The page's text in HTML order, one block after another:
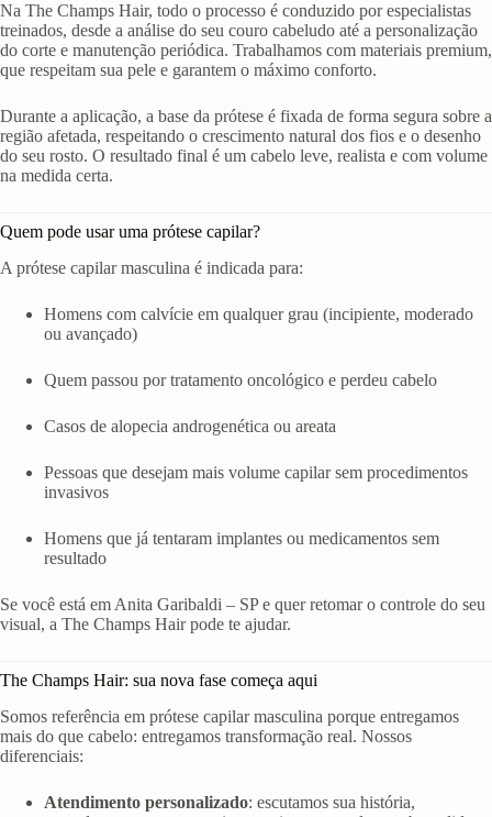
Na The Champs Hair, todo o processo é conduzido por especialistas
treinados, desde a análise do seu couro cabeludo até a personalização
do corte e manutenção periódica. Trabalhamos com materiais premium,
que respeitam sua pele e garantem o máximo conforto.
Durante a aplicação, a base da prótese é fixada de forma segura sobre a
região afetada, respeitando o crescimento natural dos fios e o desenho
do seu rosto. O resultado final é um cabelo leve, realista e com volume
na medida certa.
Quem pode usar uma prótese capilar?
A prótese capilar masculina é indicada para:
Homens com calvície em qualquer grau (incipiente, moderado
ou avançado)
Quem passou por tratamento oncológico e perdeu cabelo
Casos de alopecia androgenética ou areata
Pessoas que desejam mais volume capilar sem procedimentos
invasivos
Homens que já tentaram implantes ou medicamentos sem
resultado
Se você está em Anita Garibaldi – SP e quer retomar o controle do seu
visual, a The Champs Hair pode te ajudar.
The Champs Hair: sua nova fase começa aqui
Somos referência em prótese capilar masculina porque entregamos
mais do que cabelo: entregamos transformação real. Nossos
diferenciais:
Atendimento personalizado: escutamos sua história,